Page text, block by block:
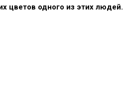
цветов одного из этих людей.